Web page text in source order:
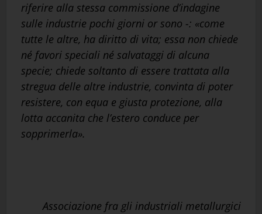
riferire alla stessa commissione d’indagine
sulle industrie pochi giorni or sono -: «come
tutte le altre, ha diritto di vita; essa non chiede
né favori speciali né salvataggi di alcuna
specie; chiede soltanto di essere trattata alla
stregua delle altre industrie, convinta di poter
resistere, con equa e giusta protezione, alla
lotta accanita che l’estero conduce per
sopprimerla».
Associazione fra gli industriali metallurgici